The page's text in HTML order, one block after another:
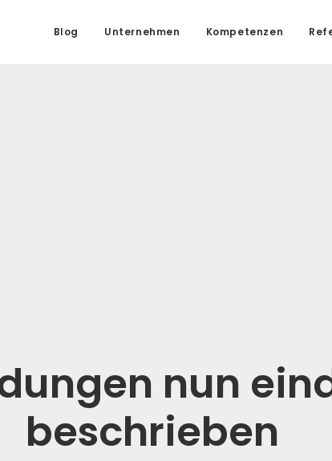
Blog Unternehmen Kompetenzen
nun
beschrieben